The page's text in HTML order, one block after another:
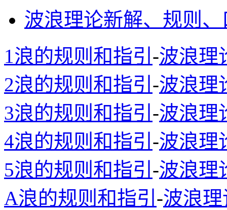
波浪理论新解、规则
1浪的规则和指引 -波浪理
2浪的规则和指引 -波浪理
3浪的规则和指引 -波浪理
4浪的规则和指引 -波浪理
5浪的规则和指引 -波浪理
A浪的规则和指引 -波浪